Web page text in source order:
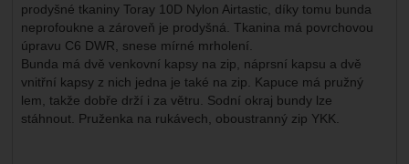
prodyšné tkaniny Toray 10D Nylon Airtastic, díky tomu bunda
neprofoukne a zároveň je prodyšná. Tkanina má povrchovou
úpravu C6 DWR, snese mírné mrholení.
Bunda má dvě venkovní kapsy na zip, náprsní kapsu a dvě
vnitřní kapsy z nich jedna je také na zip. Kapuce má pružný
lem, takže dobře drží i za větru. Sodní okraj bundy lze
stáhnout. Pruženka na rukávech, oboustranný zip YKK.